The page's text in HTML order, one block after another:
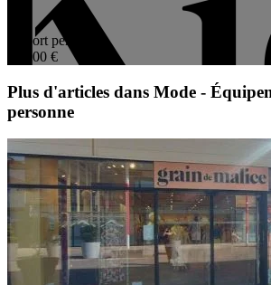
Apport personnel
40 000 €
Plus d'articles dans Mode -
personne